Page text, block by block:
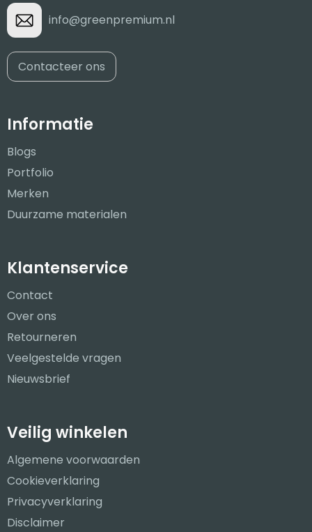
info@greenpremium.nl
Contacteer ons
Informatie
Blogs
Portfolio
Merken
Duurzame materialen
Klantenservice
Contact
Over ons
Retourneren
Veelgestelde vragen
Nieuwsbrief
Veilig winkelen
Algemene voorwaarden
Cookieverklaring
Privacyverklaring
Disclaimer